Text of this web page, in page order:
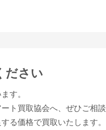
ださい
す。
ト買取協会へ、ぜひご相談
る価格で買取いたします。